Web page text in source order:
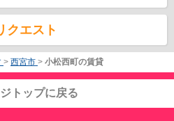
クエスト
> 西宮市 > 小松西町の賃貸
トップに戻る